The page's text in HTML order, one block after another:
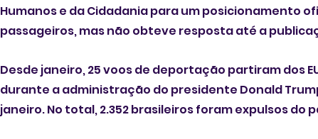
Humanos e da Cidadania para um posicionamento
passageiros, mas não obteve resposta até a
Desde janeiro, 25 voos de deportação partiram dos
durante a administração do presidente Donald
janeiro. No total, 2.352 brasileiros foram expulsos do